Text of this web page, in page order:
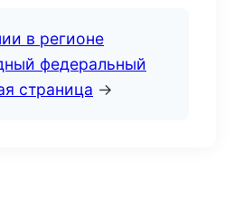
в регионе
федеральный
страница →